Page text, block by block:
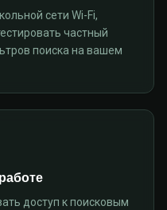
сети Wi-Fi,
частный
поиска на вашем
доступ к поисковым